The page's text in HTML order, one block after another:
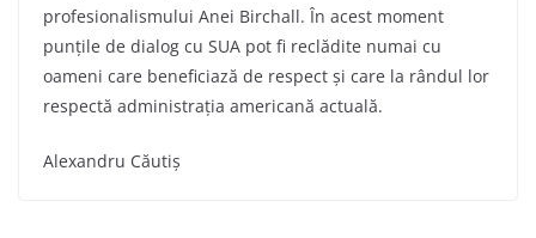
profesionalismului Anei Birchall. În acest moment
punțile de dialog cu SUA pot fi reclădite numai cu
oameni care beneficiază de respect și care la rândul lor
respectă administrația americană actuală.
Alexandru Căutiș